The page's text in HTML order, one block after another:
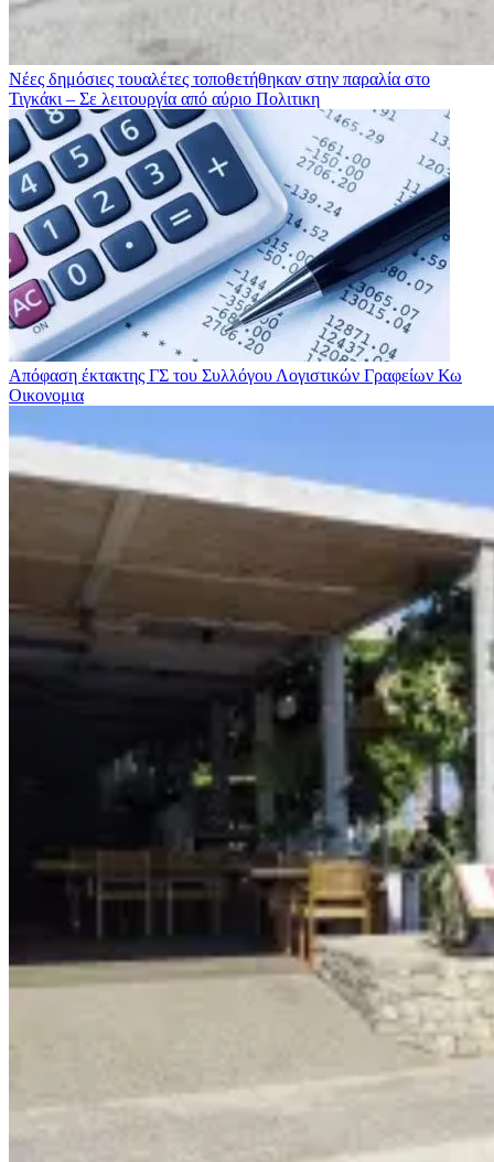
Νέες δημόσιες τουαλέτες τοποθετήθηκαν στην παραλία στο
Τιγκάκι – Σε λειτουργία από αύριο Πολιτικη
Απόφαση έκτακτης ΓΣ του Συλλόγου Λογιστικών Γραφείων Κω
Οικονομια